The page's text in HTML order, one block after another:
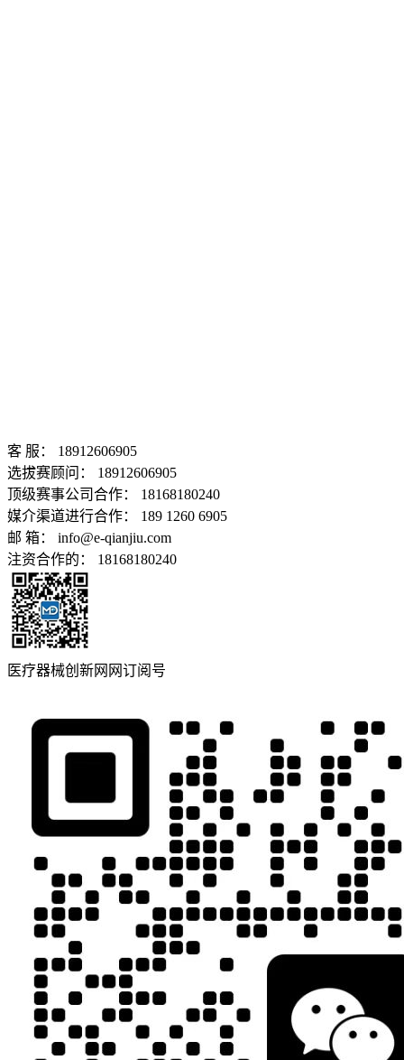
客 服： 18912606905
选拔赛顾问： 18912606905
顶级赛事公司合作： 18168180240
媒介渠道进行合作： 189 1260 6905
邮 箱： info@e-qianjiu.com
注资合作的： 18168180240
医疗器械创新网网订阅号